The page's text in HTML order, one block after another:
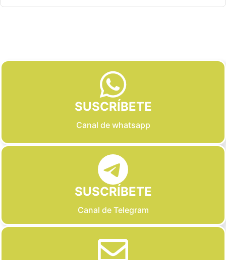
SUSCRÍBETE
Canal de whatsapp
SUSCRÍBETE
Canal de Telegram